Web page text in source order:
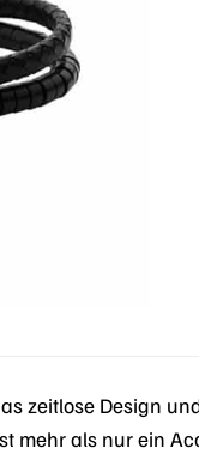
zeitlose Design
mehr als nur ein